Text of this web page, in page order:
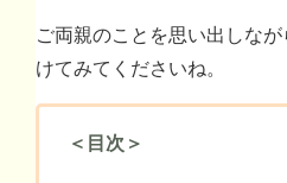
ご両親のことを思い出しな
けてみてくださいね。
＜目次＞